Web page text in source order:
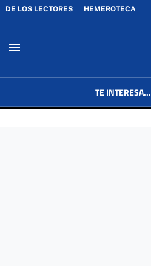
DE LOS LECTORES HEMEROTECA
menu
TE INTERESA...